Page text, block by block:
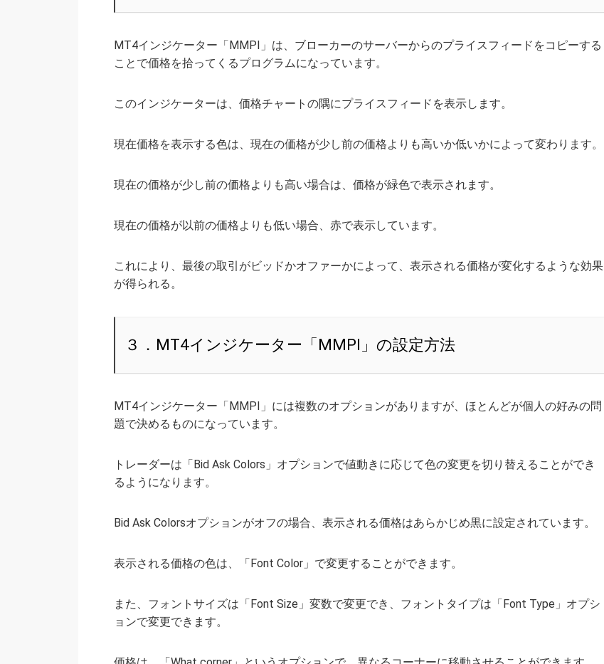
MT4インジケーター「MMPI」は、ブローカーのサーバーからのプライスフィードをコピーする
ことで価格を拾ってくるプログラムになっています。
このインジケーターは、価格チャートの隅にプライスフィードを表示します。
現在価格を表示する色は、現在の価格が少し前の価格よりも高いか低いかによって変わります。
現在の価格が少し前の価格よりも高い場合は、価格が緑色で表示されます。
現在の価格が以前の価格よりも低い場合、赤で表示しています。
これにより、最後の取引がビッドかオファーかによって、表示される価格が変化するような効果
が得られる。
３．MT4インジケーター「MMPI」の設定方法
MT4インジケーター「MMPI」には複数のオプションがありますが、ほとんどが個人の好みの問
題で決めるものになっています。
トレーダーは「Bid Ask Colors」オプションで値動きに応じて色の変更を切り替えることができ
るようになります。
Bid Ask Colorsオプションがオフの場合、表示される価格はあらかじめ黒に設定されています。
表示される価格の色は、「Font Color」で変更することができます。
また、フォントサイズは「Font Size」変数で変更でき、フォントタイプは「Font Type」オプシ
ョンで変更できます。